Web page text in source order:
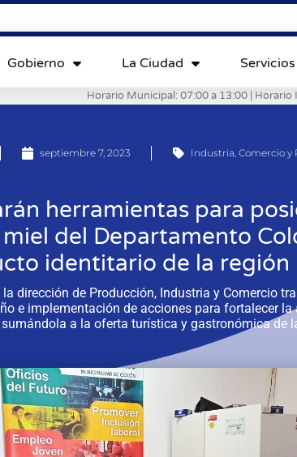
Gobierno La Ciudad Servicios
Horario Municipal: 07:00 a 13:00 | Horario
septiembre 7, 2023 Industria, Comercio y
herramientas para
del Departamento
identitario de la región
dirección de Producción, Industria y Comercio
e implementación de acciones para fortalecer la
a la oferta turística y gastronómica de